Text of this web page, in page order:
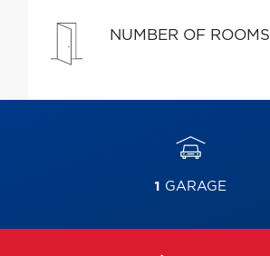
NUMBER OF ROOMS
1 GARAGE